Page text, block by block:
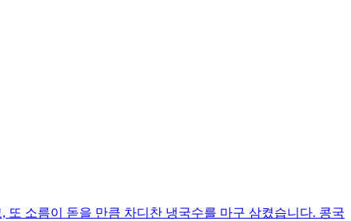
소름이 돋을 만큼 차디찬 냉국수를 마구 삼켰습니다. 콩국